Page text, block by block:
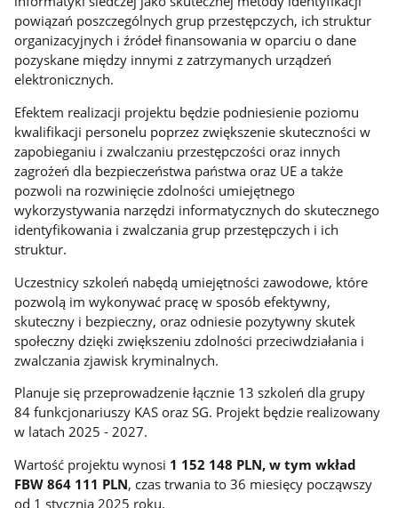
powiązań poszczególnych grup przestępczych, ich struktur
organizacyjnych i źródeł finansowania w oparciu o dane
pozyskane między innymi z zatrzymanych urządzeń
elektronicznych.
Efektem realizacji projektu będzie podniesienie poziomu
kwalifikacji personelu poprzez zwiększenie skuteczności w
zapobieganiu i zwalczaniu przestępczości oraz innych
zagrożeń dla bezpieczeństwa państwa oraz UE a także
pozwoli na rozwinięcie zdolności umiejętnego
wykorzystywania narzędzi informatycznych do skutecznego
identyfikowania i zwalczania grup przestępczych i ich
struktur.
Uczestnicy szkoleń nabędą umiejętności zawodowe, które
pozwolą im wykonywać pracę w sposób efektywny,
skuteczny i bezpieczny, oraz odniesie pozytywny skutek
społeczny dzięki zwiększeniu zdolności przeciwdziałania i
zwalczania zjawisk kryminalnych.
Planuje się przeprowadzenie łącznie 13 szkoleń dla grupy
84 funkcjonariuszy KAS oraz SG. Projekt będzie realizowany
w latach 2025 - 2027.
Wartość projektu wynosi 1 152 148 PLN, w tym wkład
FBW 864 111 PLN, czas trwania to 36 miesięcy począwszy
od 1 stycznia 2025 roku.